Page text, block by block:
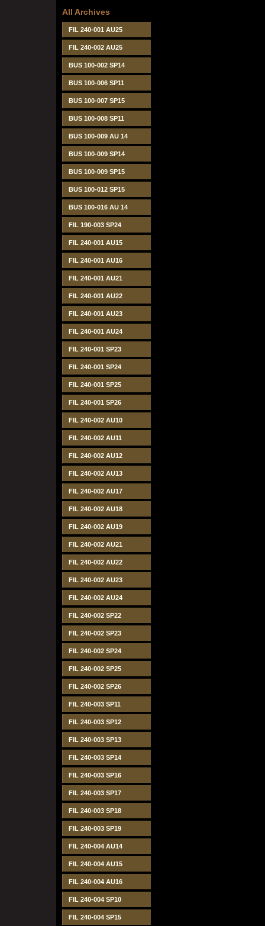
All Archives
FIL 240-001 AU25
FIL 240-002 AU25
BUS 100-002 SP14
BUS 100-006 SP11
BUS 100-007 SP15
BUS 100-008 SP11
BUS 100-009 AU 14
BUS 100-009 SP14
BUS 100-009 SP15
BUS 100-012 SP15
BUS 100-016 AU 14
FIL 190-003 SP24
FIL 240-001 AU15
FIL 240-001 AU16
FIL 240-001 AU21
FIL 240-001 AU22
FIL 240-001 AU23
FIL 240-001 AU24
FIL 240-001 SP23
FIL 240-001 SP24
FIL 240-001 SP25
FIL 240-001 SP26
FIL 240-002 AU10
FIL 240-002 AU11
FIL 240-002 AU12
FIL 240-002 AU13
FIL 240-002 AU17
FIL 240-002 AU18
FIL 240-002 AU19
FIL 240-002 AU21
FIL 240-002 AU22
FIL 240-002 AU23
FIL 240-002 AU24
FIL 240-002 SP22
FIL 240-002 SP23
FIL 240-002 SP24
FIL 240-002 SP25
FIL 240-002 SP26
FIL 240-003 SP11
FIL 240-003 SP12
FIL 240-003 SP13
FIL 240-003 SP14
FIL 240-003 SP16
FIL 240-003 SP17
FIL 240-003 SP18
FIL 240-003 SP19
FIL 240-004 AU14
FIL 240-004 AU15
FIL 240-004 AU16
FIL 240-004 SP10
FIL 240-004 SP15